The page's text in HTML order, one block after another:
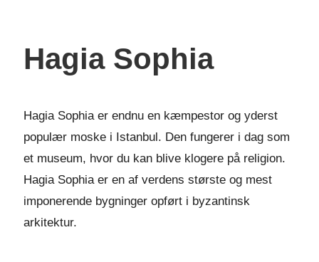
Hagia Sophia
Hagia Sophia er endnu en kæmpestor og yderst
populær moske i Istanbul. Den fungerer i dag som
et museum, hvor du kan blive klogere på religion.
Hagia Sophia er en af verdens største og mest
imponerende bygninger opført i byzantinsk
arkitektur.